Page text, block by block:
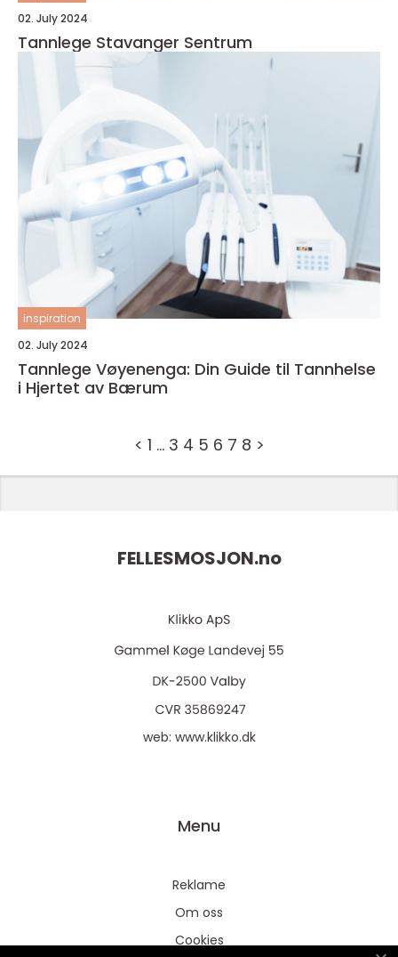
02. July 2024
Tannlege Stavanger Sentrum
inspiration
02. July 2024
Tannlege Vøyenenga: Din Guide til Tannhelse
i Hjertet av Bærum
< 1 … 3 4 5 6 7 8 >
FELLESMOSJON.no
web: www.klikko.dk
Menu
Reklame
Om oss
Cookies